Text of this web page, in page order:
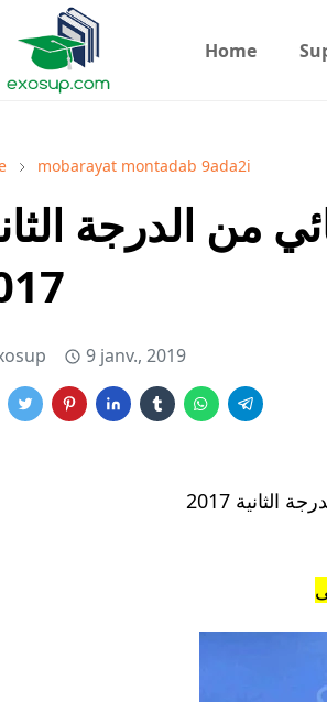
Home
mobarayat montadab 9ada2i
من الدرجة
9 janv., 2019
2017